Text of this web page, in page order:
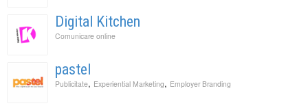
Digital Kitchen
Comunicare online
pastel
Publicitate, Experiential Marketing, Employer Branding